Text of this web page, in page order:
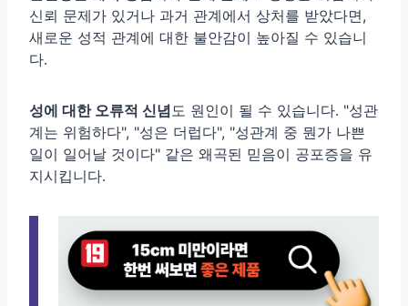
신뢰 문제가 있거나 과거 관계에서 상처를 받았다면,
새로운 성적 관계에 대한 불안감이 높아질 수 있습니
다.
성에 대한 오류적 신념도 원인이 될 수 있습니다. "성관
계는 위험하다", "성은 더럽다", "성관계 중 뭔가 나쁜
일이 일어날 것이다" 같은 왜곡된 믿음이 공포증을 유
지시킵니다.